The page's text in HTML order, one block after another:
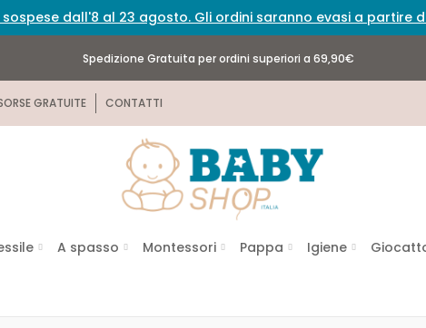
sospese dall'8 al 23 agosto. Gli ordini saranno evasi a partire
Spedizione Gratuita per ordini superiori a 69,90€
GRATUITE CONTATTI
A spasso Montessori Pappa Igiene